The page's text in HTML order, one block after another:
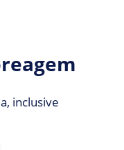
inclusive